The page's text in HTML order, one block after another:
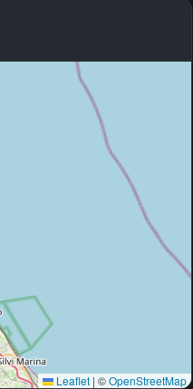
Leaflet | ©OpenStreetMap